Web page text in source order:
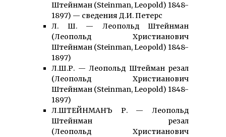
Штейнман (Steinman, Leopold) 1848-
1897) — сведения Д.И. Петерс
Л. Ш. — Леопольд Штейнман
(Леопольд Христианович
Штейнман (Steinman, Leopold) 1848-
1897)
Л.Ш.Р. — Леопольд Штейман резал
(Леопольд Христианович
Штейнман (Steinman, Leopold) 1848-
1897)
Л.ШТЕЙНМАНЪ Р. — Леопольд
Штейнман резал
(Леопольд Христианович